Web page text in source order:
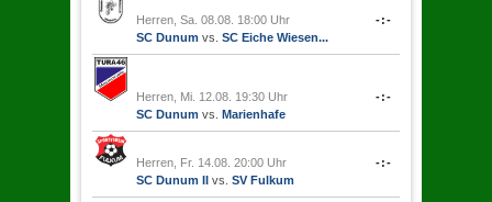
Herren, Sa. 08.08. 18:00 Uhr
SC Dunum vs. SC Eiche Wiesen...
-:-
Herren, Mi. 12.08. 19:30 Uhr
SC Dunum vs. Marienhafe
-:-
Herren, Fr. 14.08. 20:00 Uhr
SC Dunum II vs. SV Fulkum
-:-